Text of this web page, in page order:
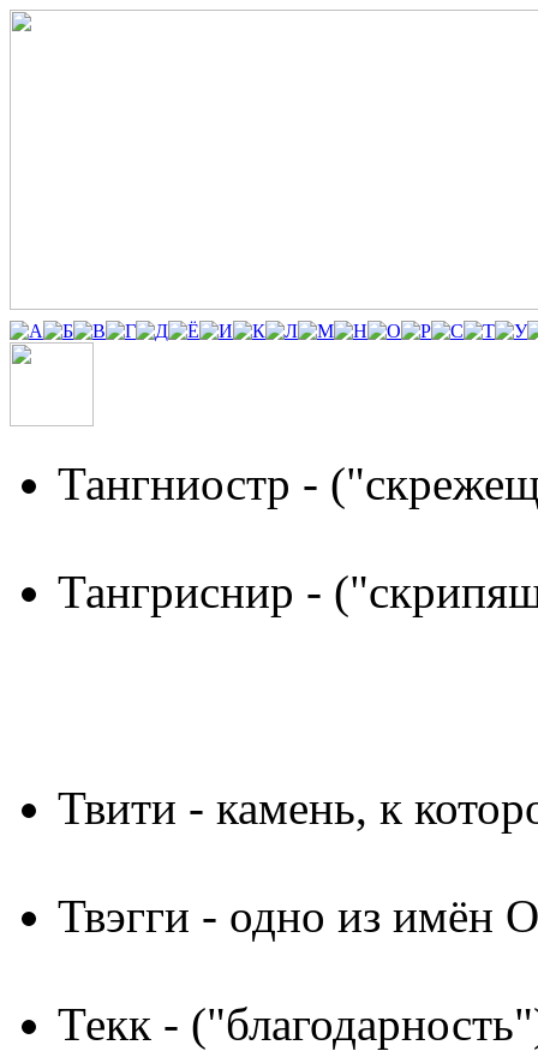
Тангниостр -
Тангриснир -
Твити - камень, к
Твэгги - одно из имён
Текк -